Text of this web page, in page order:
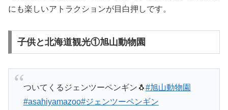
にも楽しいアトラクションが目白押しです。
子供と北海道観光①旭山動物園
ついてくるジェンツーペンギン🐧#旭山動物園
#asahiyamazoo#ジェンツーペンギン